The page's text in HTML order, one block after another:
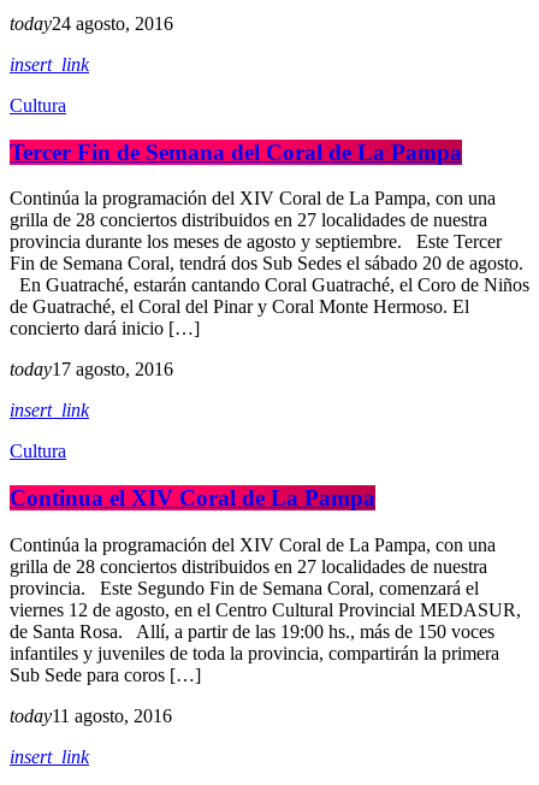
today24 agosto, 2016
insert_link
Cultura
Tercer Fin de Semana del Coral de La Pampa
Continúa la programación del XIV Coral de La Pampa, con una
grilla de 28 conciertos distribuidos en 27 localidades de nuestra
provincia durante los meses de agosto y septiembre. Este Tercer
Fin de Semana Coral, tendrá dos Sub Sedes el sábado 20 de agosto.
En Guatraché, estarán cantando Coral Guatraché, el Coro de Niños
de Guatraché, el Coral del Pinar y Coral Monte Hermoso. El
concierto dará inicio […]
today17 agosto, 2016
insert_link
Cultura
Continua el XIV Coral de La Pampa
Continúa la programación del XIV Coral de La Pampa, con una
grilla de 28 conciertos distribuidos en 27 localidades de nuestra
provincia. Este Segundo Fin de Semana Coral, comenzará el
viernes 12 de agosto, en el Centro Cultural Provincial MEDASUR,
de Santa Rosa. Allí, a partir de las 19:00 hs., más de 150 voces
infantiles y juveniles de toda la provincia, compartirán la primera
Sub Sede para coros […]
today11 agosto, 2016
insert_link